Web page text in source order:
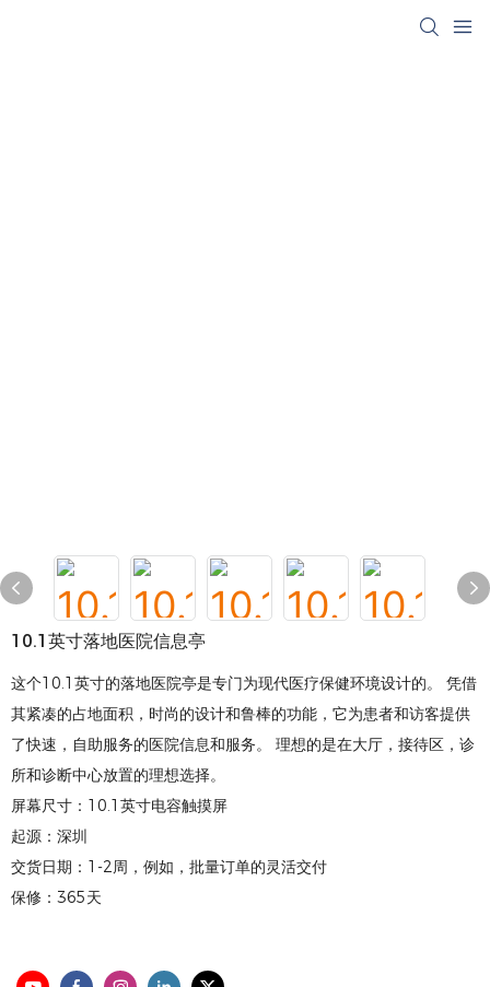
10.1英寸落地医院信息亭
这个10.1英寸的落地医院亭是专门为现代医疗保健环境设计的。 凭借
其紧凑的占地面积，时尚的设计和鲁棒的功能，它为患者和访客提供
了快速，自助服务的医院信息和服务。 理想的是在大厅，接待区，诊
所和诊断中心放置的理想选择。
屏幕尺寸：10.1英寸电容触摸屏
起源：深圳
交货日期：1-2周，例如，批量订单的灵活交付
保修：365天